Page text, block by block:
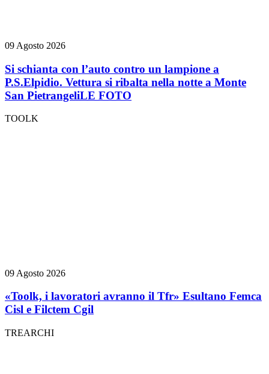
09 Agosto 2026
Si schianta con l’auto contro un lampione a
P.S.Elpidio. Vettura si ribalta nella notte a Monte
San PietrangeliLE FOTO
TOOLK
09 Agosto 2026
«Toolk, i lavoratori avranno il Tfr» Esultano Femca
Cisl e Filctem Cgil
TREARCHI